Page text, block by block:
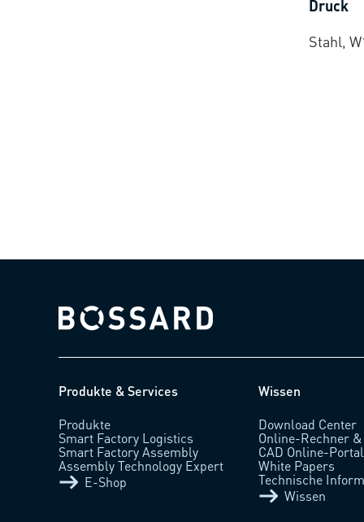
Druck
Stahl,
Bossard homepage
Produkte & Services
Produkte
Smart Factory Logistics
Smart Factory Assembly
Assembly Technology Expert
E-Shop
Wissen
Download Center
Online-Rechner
CAD Online-Portal
White Papers
Technische
Wissen